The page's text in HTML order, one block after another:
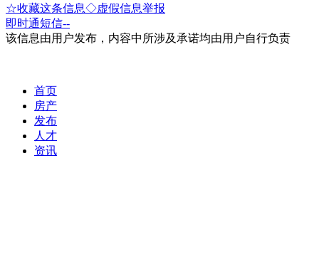
☆收藏这条信息◇虚假信息举报
即时通短信--
该信息由用户发布，内容中所涉及承诺均由用户自行负责
首页
房产
发布
人才
资讯